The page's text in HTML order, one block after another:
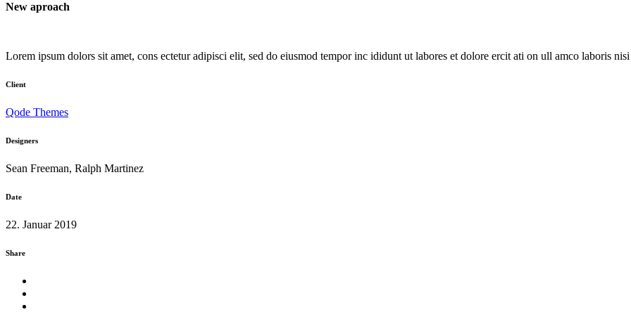
New aproach
Lorem ipsum dolors sit amet, cons ectetur adipisci elit, sed do eiusmod tempor inc ididunt ut labores et dolore ercit ati on ull amco laboris
Client
Qode Themes
Designers
Sean Freeman, Ralph Martinez
Date
22. Januar 2019
Share